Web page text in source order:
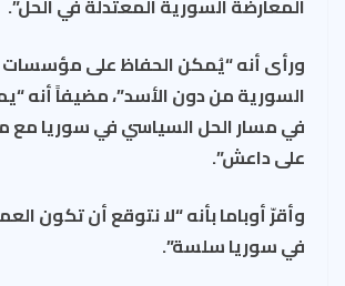
المعارضة السورية المعتدلة في الحل”.
ورأى أنه “يُمكن الحفاظ على مؤسسات
السورية من دون الأسد”، مضيفاً أنه
في مسار الحل السياسي في سوريا مع
على داعش”.
وأقرّ أوباما بأنه “لا نتوقع أن تكون
في سوريا سلسة”.